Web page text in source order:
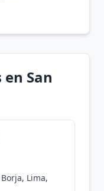
San
Lima,